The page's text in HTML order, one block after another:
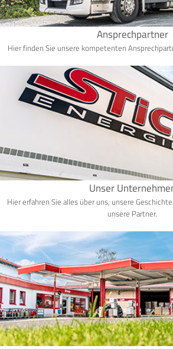
Ansprechpartner
Hier finden Sie unsere kompetenten
Unser
Hier erfahren Sie alles über uns, unsere
unsere Partner.